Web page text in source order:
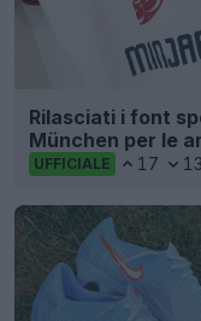
Rilasciati i font
München per le
UFFICIALE 17 13